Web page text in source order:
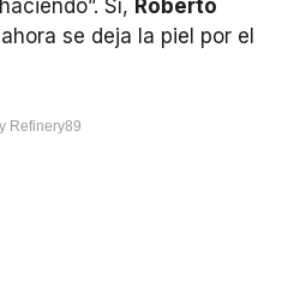
Sí, Roberto
se deja la piel por el
Refinery89